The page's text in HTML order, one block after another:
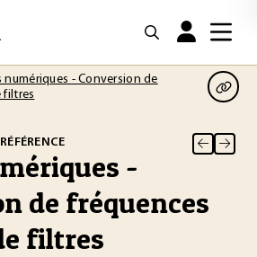
numériques - Conversion de
filtres
-
de fréquences
filtres